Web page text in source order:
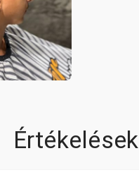
Értékelések